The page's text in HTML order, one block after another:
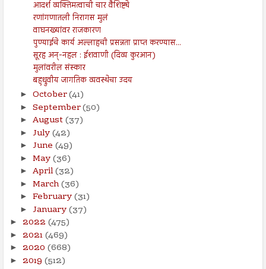
आदर्श व्यक्तिमत्वाची चार वैशिष्ट्ये
रणांगणातली निरागस मुलं
वाघनख्यांवर राजकारण
पुण्याईचे कार्य अल्लाहची प्रसन्नता प्राप्त करण्यास...
सूरह अन्-नहल : ईशवाणी (दिव्य कुरआन)
मुलांवरील संस्कार
बहुध्रुवीय जागतिक व्यवस्थेचा उदय
► October(41)
► September(50)
► August(37)
► July(42)
► June (49)
► May(36)
► April(32)
► March(36)
► February(31)
► January(37)
► 2022 (475)
► 2021(469)
► 2020 (668)
► 2019 (512)